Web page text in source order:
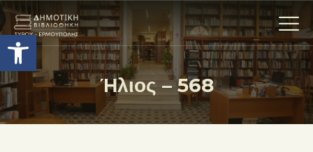
Ανοίξτε τη γραμμή εργαλείων
Ήλιος – 568
Η ΒΙΒΛΙΟΘΗΚΗ
ΟΙ ΣΥΛΛΟΓΈΣ